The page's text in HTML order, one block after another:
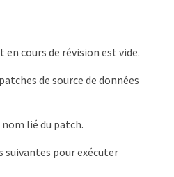
cours de révision est vide.
de source de données
lié du patch.
suivantes pour exécuter